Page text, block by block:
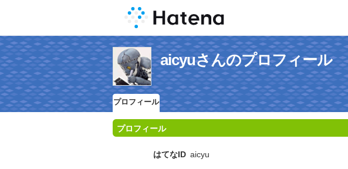
aicyuさんのプロフィール
プロフィール
プロフィール
はてなID aicyu